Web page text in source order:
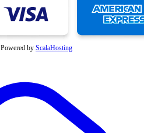
Powered by ScalaHosting